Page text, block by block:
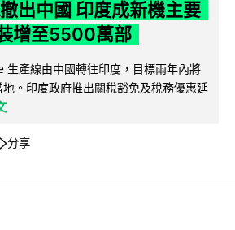
出中國 印度成新機主要
增至5500萬部
產線由中國轉往印度，目標兩年內將
。印度政府推出關稅豁免及稅務優惠延
分享